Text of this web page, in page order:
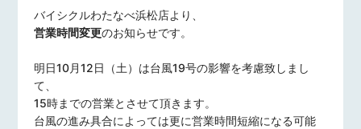
バイシクルわたなべ浜松店より、
営業時間変更のお知らせです。
明日10月12日（土）は台風19号の影響を考慮致しまし
て、
15時までの営業とさせて頂きます。
台風の進み具合によっては更に営業時間短縮になる可能